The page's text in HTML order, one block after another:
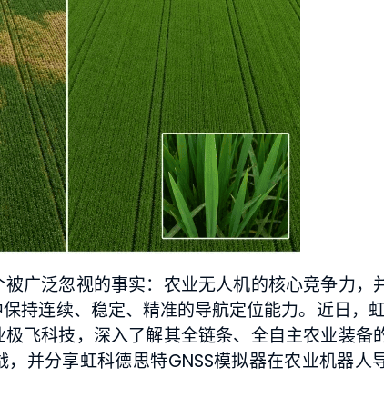
广泛忽视的事实：农业无人机的核心竞争力，
持连续、稳定、精准的导航定位能力。近日，
飞科技，深入了解其全链条、全自主农业装备
并分享虹科德思特GNSS模拟器在农业机器人